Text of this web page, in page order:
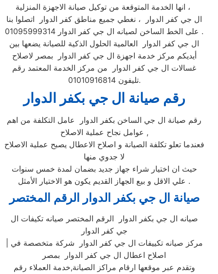
، انها الخدمة المتوقعة من توكيل صيانة الاجهزة المنزلية
ال جي كفر الدوار ، نغطي جميع مناطق كفر الدوار اتصلوا بنا
على الخط الساخن لصيانه ال جي كفر الدوار 01095999314 .
ال جي كفر الدوار العالمية الحلول الذكية للصيانة يضعها بين
أيديكم مركز خدمة اجهزة ال جي كفر الدوار بمصر لاصلاح
غسالات ال جي كفر الدوار من مركز الخدمة المعتمد رقم
تليفون 01010916814.
رقم صيانة ال جي بكفر الدوار
رقم صيانة ال جي الساخن بكفر الدوار عامل التكلفة من اهم
عوامل نجاح عملية الاصلاح ,
فعندما تعلو تكلفة الصيانة و اصلاح الاعطال يصبح عملية الاصلاح
لا جدوي منها
حيث ان اختيار شراء جهاز جديد بضمان لمدة خمس سنوات
علي الاقل و بيع الجهاز القديم يكون هو الاختيار الأمثل .
صيانة ال جي بكفر الدوار الرقم المختصر
صيانه ال جي بكفر الدوار الرقم المختصر صيانه تكيفات ال
جي كفر الدوار
اصلاح اعطال ال جي كفر الدوار بمصر
وتقدم عبر موقعها ارقام مراكز الصيانة,خدمة العملاء رقم